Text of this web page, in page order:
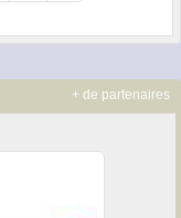
+ de partenaires